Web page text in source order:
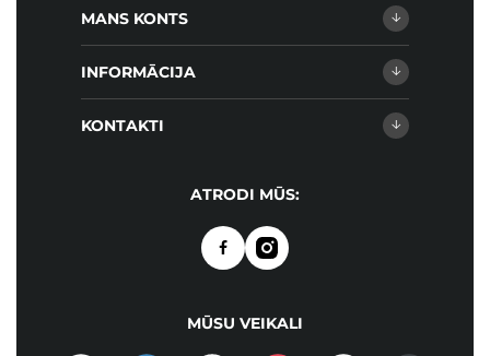
MANS KONTS
INFORMĀCIJA
KONTAKTI
ATRODI MŪS:
MŪSU VEIKALI